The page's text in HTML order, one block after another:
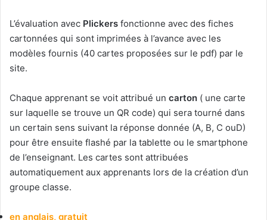
L’évaluation avec Plickers fonctionne avec des fiches
cartonnées qui sont imprimées à l’avance avec les
modèles fournis (40 cartes proposées sur le pdf) par le
site.
Chaque apprenant se voit attribué un carton ( une carte
sur laquelle se trouve un QR code) qui sera tourné dans
un certain sens suivant la réponse donnée (A, B, C ouD)
pour être ensuite flashé par la tablette ou le smartphone
de l’enseignant. Les cartes sont attribuées
automatiquement aux apprenants lors de la création d’un
groupe classe.
en anglais, gratuit